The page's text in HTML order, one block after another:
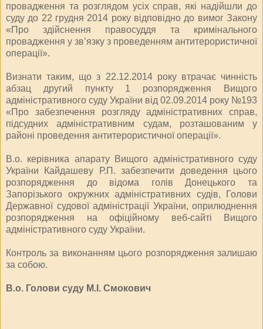
провадження та розглядом усіх справ, які надійшли до
суду до 22 грудня 2014 року відповідно до вимог Закону
«Про здійснення правосуддя та кримінального
провадження у зв’язку з проведенням антитерористичної
операції».
Визнати таким, що з 22.12.2014 року втрачає чинність
абзац другий пункту 1 розпорядження Вищого
адміністративного суду України від 02.09.2014 року №193
«Про забезпечення розгляду адміністративних справ,
підсудних адміністративним судам, розташованим у
районі проведення антитерористичної операції».
В.о. керівника апарату Вищого адміністративного суду
України Кайдашеву Р.П. забезпечити доведення цього
розпорядження до відома голів Донецького та
Запорізького окружних адміністративних судів, Голови
Державної судової адміністрації України, оприлюднення
розпорядження на офіційному веб-сайті Вищого
адміністративного суду України.
Контроль за виконанням цього розпорядження залишаю
за собою.
В.о. Голови суду М.І. Смокович